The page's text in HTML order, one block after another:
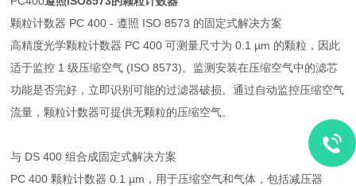
颗粒计数器 PC 400 - 遵照 ISO 8573 的固定式解决方案
高精度光学颗粒计数器 PC 400 可测量尺寸为 0.1 µm 的颗粒，因此
适于监控 1 级压缩空气 (ISO 8573)。监测安装在压缩空气中的滤芯
功能是否完好，立即识别可能的过滤器破损。通过自动监控压缩空气
流量，颗粒计数器可提供无颗粒的压缩空气。
与 DS 400 组合成固定式解决方案
PC 400 颗粒计数器 0.1 µm，用于压缩空气和气体，包括减压器